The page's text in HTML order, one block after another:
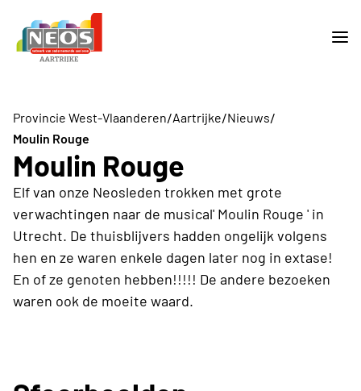
Provincie West-Vlaanderen/Aartrijke/Nieuws/
Moulin Rouge
Moulin Rouge
Elf van onze Neosleden trokken met grote
verwachtingen naar de musical' Moulin Rouge ' in
Utrecht. De thuisblijvers hadden ongelijk volgens
hen en ze waren enkele dagen later nog in extase!
En of ze genoten hebben!!!!! De andere bezoeken
waren ook de moeite waard.